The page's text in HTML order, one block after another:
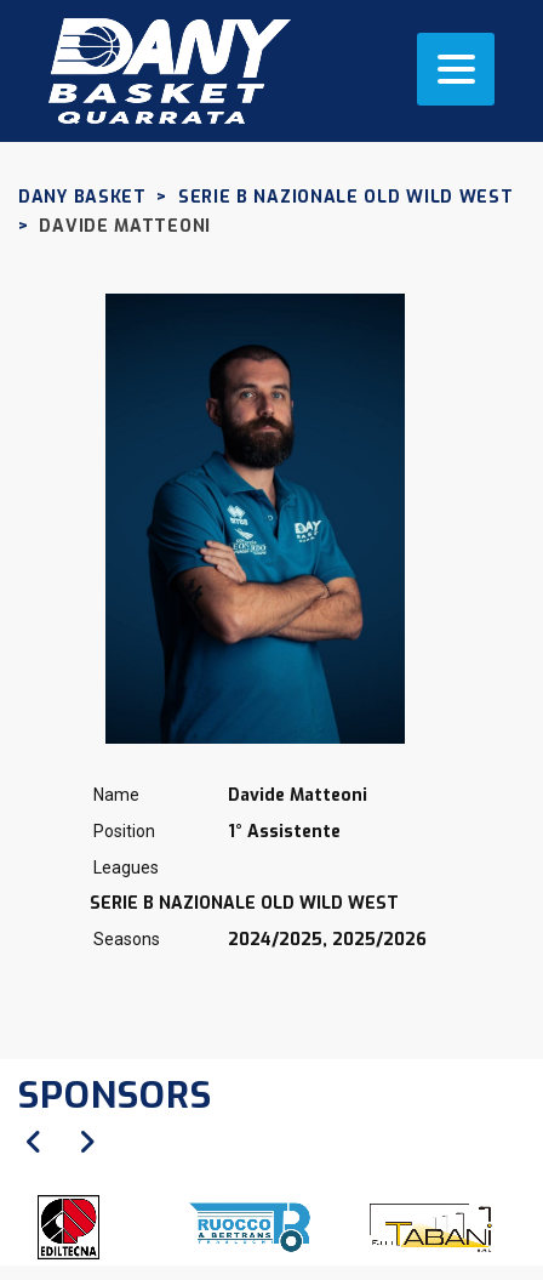
DANY BASKET >
SERIE B NAZIONALE OLD WILD WEST
> DAVIDE MATTEONI
Name Davide Matteoni
Position 1° Assistente
Leagues
SERIE B NAZIONALE OLD WILD WEST
Seasons 2024/2025, 2025/2026
SPONSORS